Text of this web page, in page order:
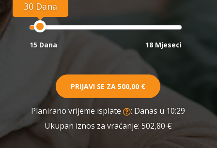
30 Dana
15 Dana 18 Mjeseci
PRIJAVI SE ZA 500,00 €
Planirano vrijeme isplate
: Danas u 10:29
Ukupan iznos za vraćanje: 502,80 €